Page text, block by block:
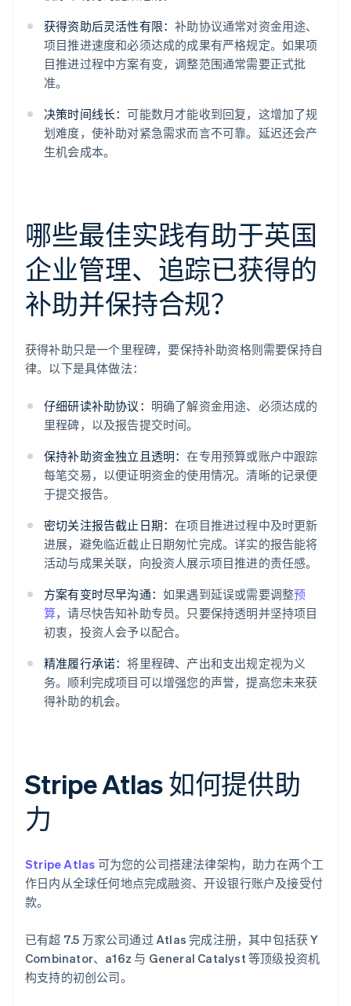
获得资助后灵活性有限：补助协议通常对资金用途、
项目推进速度和必须达成的成果有严格规定。如果项
目推进过程中方案有变，调整范围通常需要正式批
准。
决策时间线长：可能数月才能收到回复，这增加了规
划难度，使补助对紧急需求而言不可靠。延迟还会产
生机会成本。
哪些最佳实践有助于英国
企业管理、追踪已获得的
补助并保持合规？
获得补助只是一个里程碑，要保持补助资格则需要保持自
律。以下是具体做法：
仔细研读补助协议： 明确了解资金用途、必须达成的
里程碑，以及报告提交时间。
保持补助资金独立且透明：在专用预算或账户中跟踪
每笔交易，以便证明资金的使用情况。清晰的记录便
于提交报告。
密切关注报告截止日期：在项目推进过程中及时更新
进展，避免临近截止日期匆忙完成。详实的报告能将
活动与成果关联，向投资人展示项目推进的责任感。
方案有变时尽早沟通： 如果遇到延误或需要调整预
算，请尽快告知补助专员。只要保持透明并坚持项目
初衷，投资人会予以配合。
精准履行承诺：将里程碑、产出和支出规定视为义
务。顺利完成项目可以增强您的声誉，提高您未来获
得补助的机会。
Stripe Atlas 如何提供助
力
Stripe Atlas 可为您的公司搭建法律架构，助力在两个工
作日内从全球任何地点完成融资、开设银行账户及接受付
款。
已有超 7.5 万家公司通过 Atlas 完成注册，其中包括获 Y
Combinator、a16z 与 General Catalyst 等顶级投资机
构支持的初创公司。